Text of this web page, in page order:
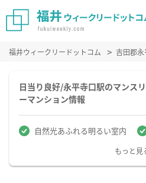
福井ウィークリードットコム 吉田郡
日当り良好/永平寺口駅のマンス
ーマンション情報
自然光あふれる明るい室内
もっと見